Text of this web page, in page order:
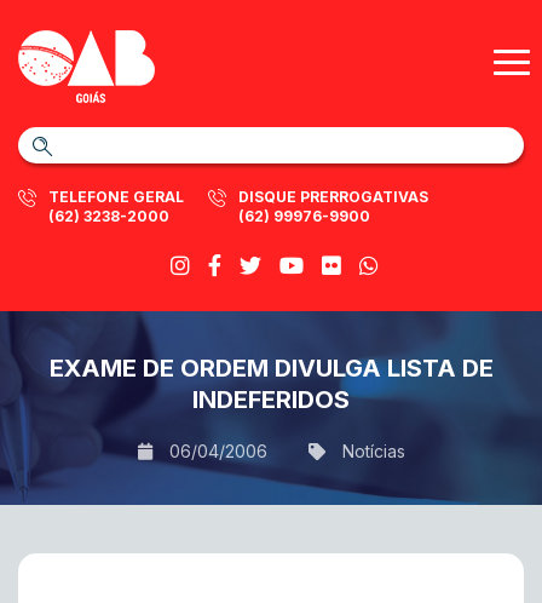
TELEFONE GERAL
(62) 3238-2000
DISQUE PRERROGATIVAS
(62) 99976-9900
EXAME DE ORDEM DIVULGA LISTA DE
INDEFERIDOS
06/04/2006 Notícias